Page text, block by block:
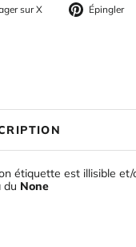
sur X
PartagerÉpingler
étiquette est illisible et/
du None